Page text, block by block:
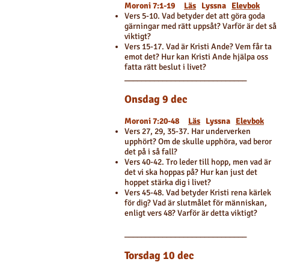
Moroni 7:1-19 Läs Lyssna Elevbok​
Vers 5-10. Vad betyder det att göra goda
gärningar med rätt uppsåt? Varför är det så
viktigt?
Vers 15-17. Vad är Kristi Ande? Vem får ta
emot det? Hur kan Kristi Ande hjälpa oss
fatta rätt beslut i livet?​
Onsdag 9 dec
Moroni 7:20-48 Läs Lyssna Elevbok
​Vers 27, 29, 35-37. Har underverken
upphört? Om de skulle upphöra, vad beror
det på i så fall?
Vers 40-42. Tro leder till hopp, men vad är
det vi ska hoppas på? Hur kan just det
hoppet stärka dig i livet?
Vers 45-48. Vad betyder Kristi rena kärlek
för dig? Vad är slutmålet för människan,
enligt vers 48? Varför är detta viktigt?
Torsdag 10 dec